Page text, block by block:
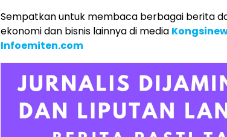
Sempatkan untuk membaca berbagai berita
ekonomi dan bisnis lainnya di media
Infoemiten.com